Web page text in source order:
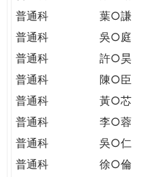
CITIZENSHIP
普通科
葉○謙
普通科
吳○庭
普通科
許○昊
普通科
陳○臣
普通科
黃○芯
普通科
李○蓉
普通科
吳○仁
普通科
徐○倫